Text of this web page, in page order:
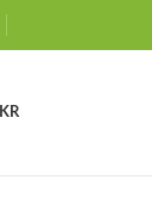
KR